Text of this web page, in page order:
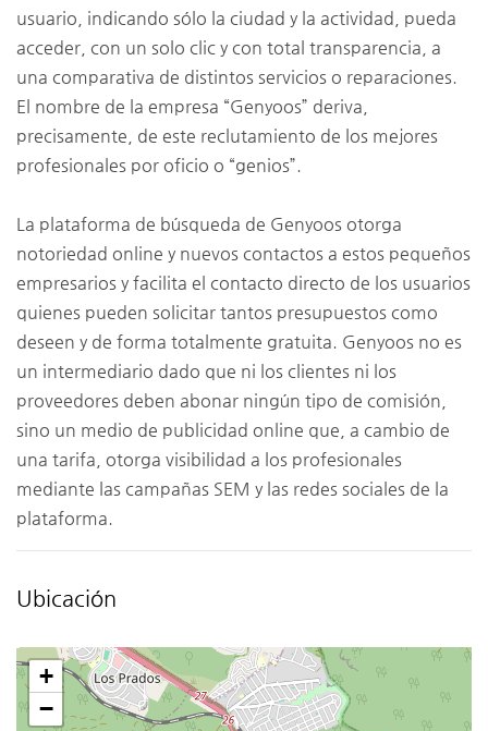
usuario, indicando sólo la ciudad y la actividad, pueda
acceder, con un solo clic y con total transparencia, a
una comparativa de distintos servicios o reparaciones.
El nombre de la empresa “Genyoos” deriva,
precisamente, de este reclutamiento de los mejores
profesionales por oficio o “genios”.
La plataforma de búsqueda de Genyoos otorga
notoriedad online y nuevos contactos a estos pequeños
empresarios y facilita el contacto directo de los usuarios
quienes pueden solicitar tantos presupuestos como
deseen y de forma totalmente gratuita. Genyoos no es
un intermediario dado que ni los clientes ni los
proveedores deben abonar ningún tipo de comisión,
sino un medio de publicidad online que, a cambio de
una tarifa, otorga visibilidad a los profesionales
mediante las campañas SEM y las redes sociales de la
plataforma.
Ubicación
+
−